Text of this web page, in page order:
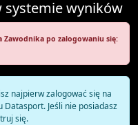
systemie wyników
po zalogowaniu się:
najpierw zalogować się na
Datasport. Jeśli nie posiadasz
się.